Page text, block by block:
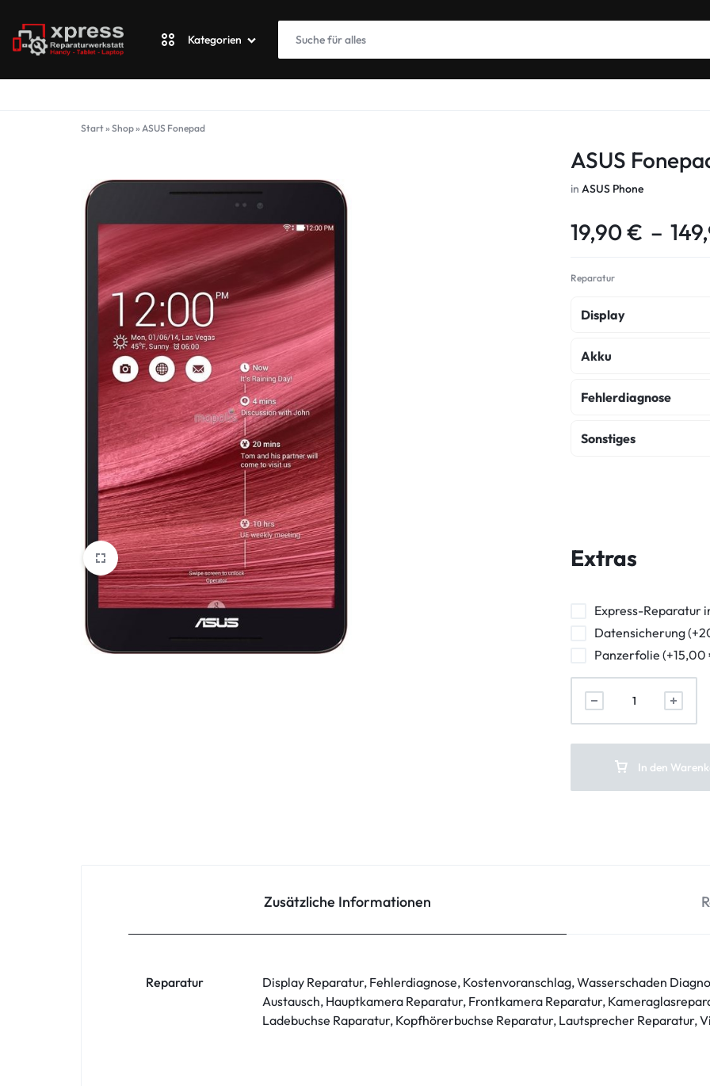
XPRESSWERKSTATT
Kategorien
Google
ASUS Phone
Honor
HTC
Huawei
Lenovo
LG
Microsoft
Motorola
Nokia
Xiaomi
Start» Shop» ASUS Fonepad
ASUS
inASUS Phone
19,90€ –
Reparatur
Display
Display Reparatur
Akku
Akku Austausch
Fehlerdiagnose
Fehlerdiagnose
Sonstiges
Vibration Reparatur
Extras
Express-Reparatur
Datensicherung
Panzerfolie (+15,00
In den
Zusätzliche Informationen
Reparatur
Display Reparatur, Fehlerdiagnose, Kostenvoranschlag, Wasserschaden
Austausch, Hauptkamera Reparatur, Frontkamera Reparatur,
Ladebuchse Raparatur, Kopfhörerbuchse Reparatur, Lautsprecher Reparatur,